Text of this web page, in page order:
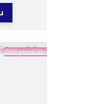
TOP produkt